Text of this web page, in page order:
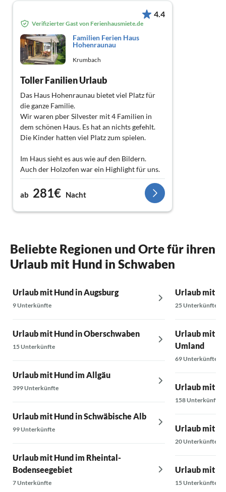
4.4
Verifizierter Gast von Ferienhausmiete.de
Familien Ferien Haus
Hohenraunau
Krumbach
Toller Fanilien Urlaub
Das Haus Hohenraunau bietet viel Platz für
die ganze Familie.
Wir waren pber Silvester mit 4 Familien in
dem schönen Haus. Es hat an nichts gefehlt.
Die Kinder hatten viel Platz zum spielen.
Im Haus sieht es aus wie auf den Bildern.
Auch der Holzofen war ein Highlight für uns.
Wir können das Haus für Familien sehr
ab 281€ Nacht
Beliebte Regionen und Orte für ihren
Urlaub mit Hund in Schwaben
Urlaub mit Hund in Augsburg
9 Unterkünfte
Urlaub mit Hund in Oberschwaben
15 Unterkünfte
Urlaub mit Hund im Allgäu
399 Unterkünfte
Urlaub mit Hund in Schwäbische Alb
99 Unterkünfte
Urlaub mit Hund im Rheintal-
Bodenseegebiet
7 Unterkünfte
Urlaub mit
25 Unterkünfte
Urlaub mit
Umland
69 Unterkünfte
Urlaub mit
158 Unterkünfte
Urlaub mit
20 Unterkünfte
Urlaub mit
15 Unterkünfte